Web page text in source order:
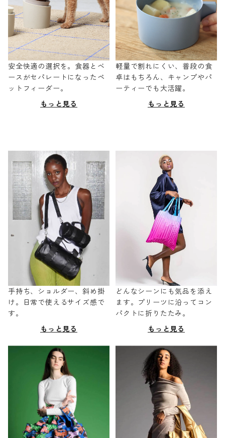
安全快適の選択を。食器とベ
ースがセパレートになったペ
ットフィーダー。
もっと見る
軽量で割れにくい、普段の食
卓はもちろん、キャンプやパ
ーティーでも大活躍。
もっと見る
手持ち、ショルダー、斜め掛
け。日常で使えるサイズ感で
す。
もっと見る
どんなシーンにも気品を添え
ます。プリーツに沿ってコン
パクトに折りたたみ。
もっと見る